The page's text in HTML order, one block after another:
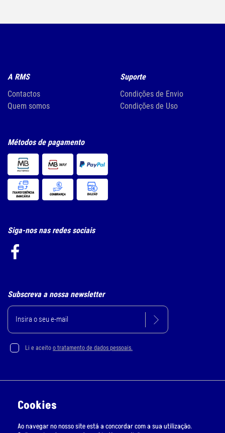
A RMS
Contactos
Quem somos
Suporte
Condições de Envio
Condições de Uso
Métodos de pagamento
Siga-nos nas redes sociais
Subscreva a nossa newsletter
Li e aceito o tratamento de dados pessoais.
Livro de Reclamações Online
Cookies
Ao navegar no nosso site está a concordar com a sua utilização.